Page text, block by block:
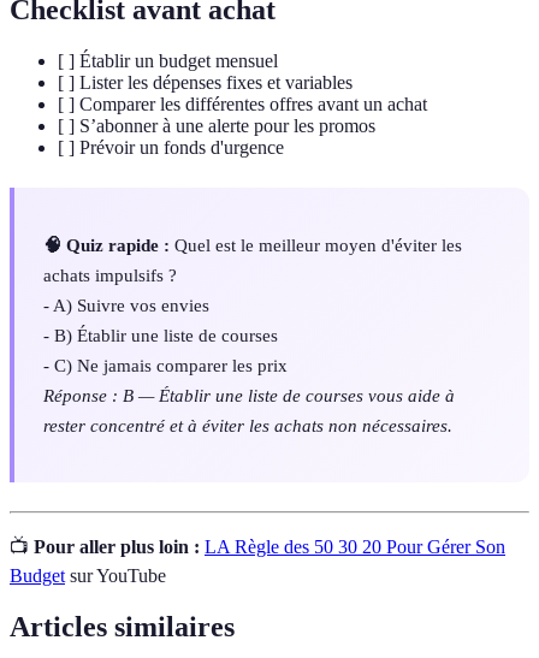
Checklist avant achat
[ ] Établir un budget mensuel
[ ] Lister les dépenses fixes et variables
[ ] Comparer les différentes offres avant un achat
[ ] S’abonner à une alerte pour les promos
[ ] Prévoir un fonds d'urgence
🧠 Quiz rapide : Quel est le meilleur moyen d'éviter les
achats impulsifs ?
- A) Suivre vos envies
- B) Établir une liste de courses
- C) Ne jamais comparer les prix
Réponse : B — Établir une liste de courses vous aide à
rester concentré et à éviter les achats non nécessaires.
📺 Pour aller plus loin : LA Règle des 50 30 20 Pour Gérer Son
Budget sur YouTube
Articles similaires